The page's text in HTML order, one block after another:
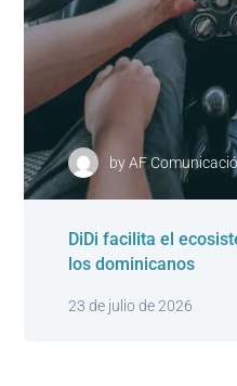
by AF
23 de julio de 2026
DiDi facilita el
los dominicanos